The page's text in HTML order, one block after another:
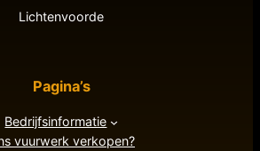
Lichtenvoorde
Pagina’s
Bedrijfsinformatie
vuurwerk verkopen?